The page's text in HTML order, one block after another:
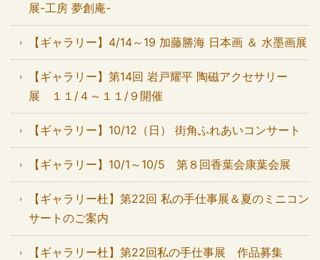
展-工房 夢創庵-
【ギャラリー】4/14～19 加藤勝海 日本画 ＆ 水墨画展
【ギャラリー】第14回 岩戸耀平 陶磁アクセサリー
展 １１/４～１１/９開催
【ギャラリー】10/12（日） 街角ふれあいコンサート
【ギャラリー】10/1～10/5 第８回香葉会康葉会展
【ギャラリー杜】第22回 私の手仕事展＆夏のミニコン
サートのご案内
【ギャラリー杜】第22回私の手仕事展 作品募集